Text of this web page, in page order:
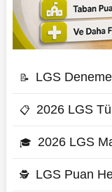
📝 LGS
📋 2026 LGS
🎓 2026 LGS
🕵 LGS Puan